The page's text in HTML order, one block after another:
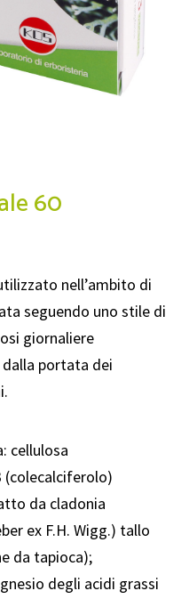
60
nell’ambito di
seguendo uno stile di
giornaliere
portata dei
cellulosa
(colecalciferolo)
da cladonia
ex F.H. Wigg.) tallo
da tapioca);
degli acidi grassi